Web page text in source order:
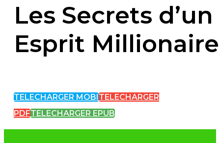
Les Secrets d’un
Esprit Millionaire
TELECHARGER MOBI TELECHARGER
PDFTELECHARGER EPUB